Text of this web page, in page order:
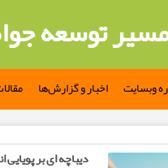
توسعه
وبسایت اخبار و گزارش‌ها
دیباچه ای بر پویایی